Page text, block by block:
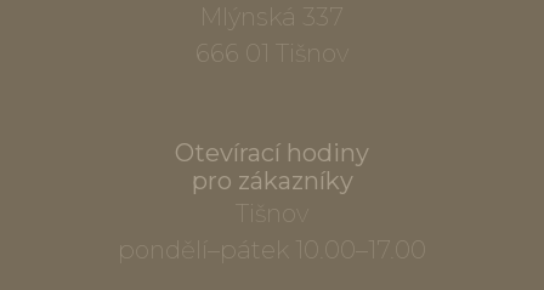
Mlýnská 337
666 01 Tišnov
Otevírací hodiny
pro zákazníky
Tišnov
pondělí–pátek 10.00–17.00